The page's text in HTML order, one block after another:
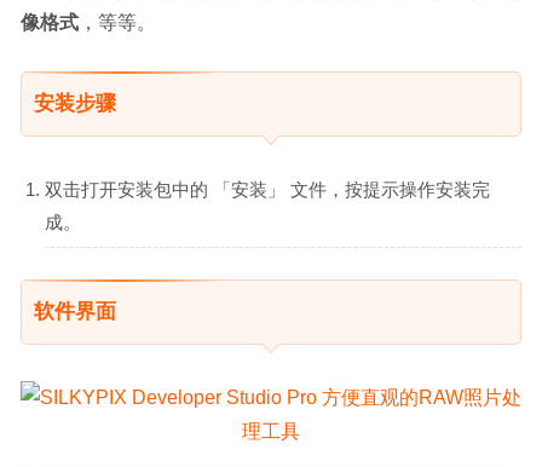
像格式 ，等等。
安装步骤
双击打开安装包中的 「安装」 文件，按提示操作安装完
成。
软件界面